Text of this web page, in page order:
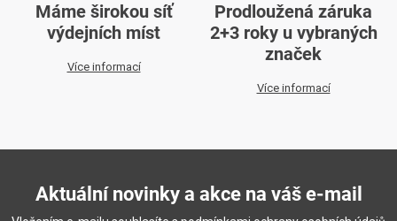
Máme širokou síť
výdejních míst
Více informací
Prodloužená záruka
2+3 roky u vybraných
značek
Více informací
Aktuální novinky a akce na váš e-mail